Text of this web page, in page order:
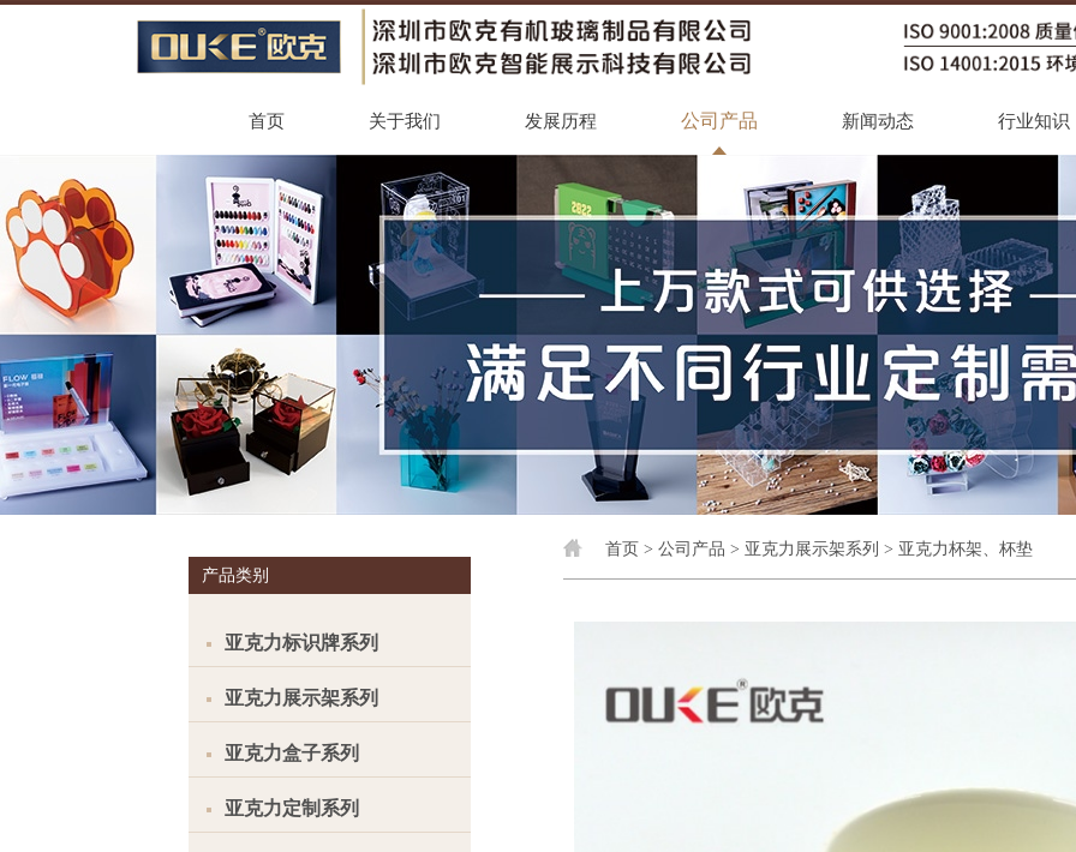
首页 关于我们 发展历程 公司产品 新闻动态 行业知识
产品类别
亚克力标识牌系列
亚克力展示架系列
亚克力盒子系列
亚克力定制系列
首页 > 公司产品 > 亚克力展示架系列 > 亚克力杯架、杯垫